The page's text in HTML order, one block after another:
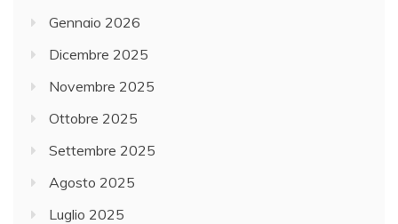
Gennaio 2026
Dicembre 2025
Novembre 2025
Ottobre 2025
Settembre 2025
Agosto 2025
Luglio 2025